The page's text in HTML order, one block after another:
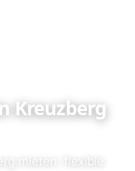
Kreuzberg
mieten: flexible